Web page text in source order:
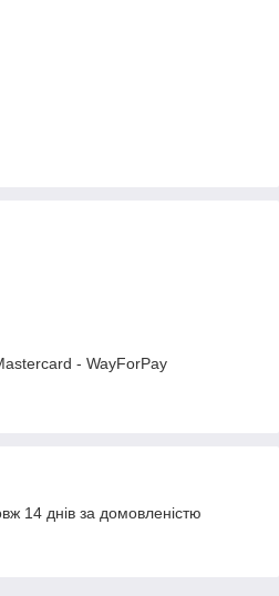
- WayForPay
14 днів за домовленістю